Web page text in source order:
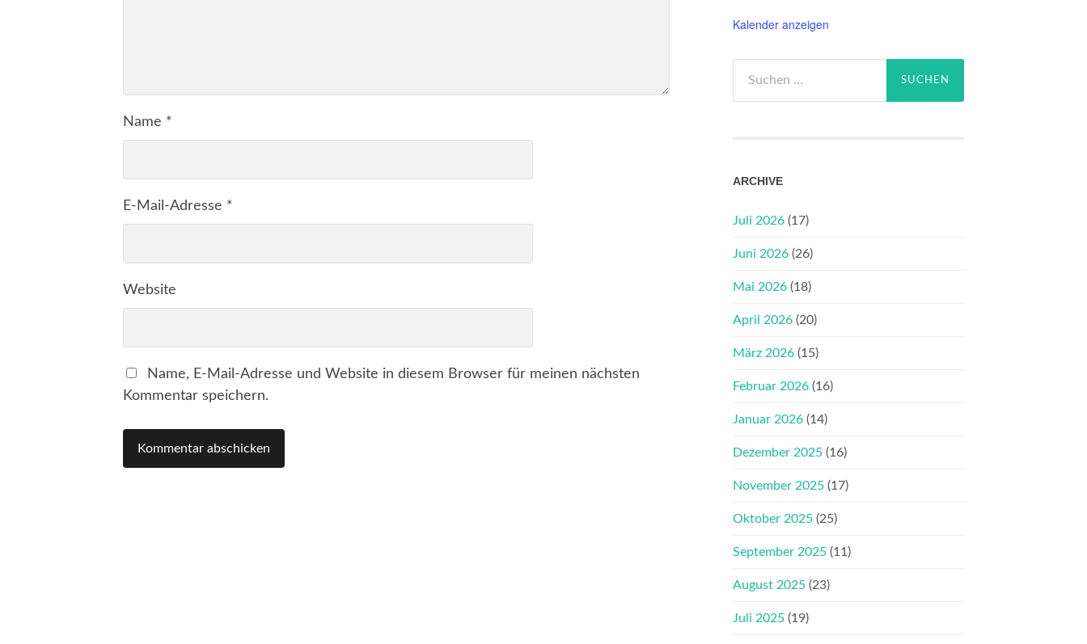
Name *
E-Mail-Adresse *
Website
Name, E-Mail-Adresse und Website in diesem Browser für meinen nächsten
Kommentar speichern.
Kalender anzeigen
nach:
ARCHIVE
Juli 2026 (17)
Juni 2026 (26)
Mai 2026 (18)
April 2026 (20)
März 2026 (15)
Februar 2026 (16)
Januar 2026 (14)
Dezember 2025 (16)
November 2025 (17)
Oktober 2025 (25)
September 2025 (11)
August 2025 (23)
Juli 2025 (19)